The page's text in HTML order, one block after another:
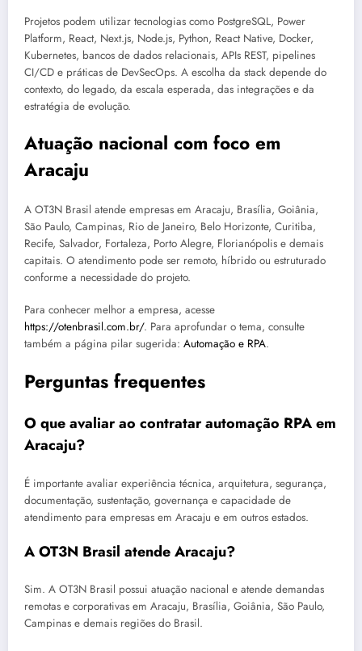
Projetos podem utilizar tecnologias como PostgreSQL, Power
Platform, React, Next.js, Node.js, Python, React Native, Docker,
Kubernetes, bancos de dados relacionais, APIs REST, pipelines
CI/CD e práticas de DevSecOps. A escolha da stack depende do
contexto, do legado, da escala esperada, das integrações e da
estratégia de evolução.
Atuação nacional com foco em
Aracaju
A OT3N Brasil atende empresas em Aracaju, Brasília, Goiânia,
São Paulo, Campinas, Rio de Janeiro, Belo Horizonte, Curitiba,
Recife, Salvador, Fortaleza, Porto Alegre, Florianópolis e demais
capitais. O atendimento pode ser remoto, híbrido ou estruturado
conforme a necessidade do projeto.
Para conhecer melhor a empresa, acesse
https://otenbrasil.com.br/. Para aprofundar o tema, consulte
também a página pilar sugerida: Automação e RPA.
Perguntas frequentes
O que avaliar ao contratar automação RPA em
Aracaju?
É importante avaliar experiência técnica, arquitetura, segurança,
documentação, sustentação, governança e capacidade de
atendimento para empresas em Aracaju e em outros estados.
A OT3N Brasil atende Aracaju?
Sim. A OT3N Brasil possui atuação nacional e atende demandas
remotas e corporativas em Aracaju, Brasília, Goiânia, São Paulo,
Campinas e demais regiões do Brasil.